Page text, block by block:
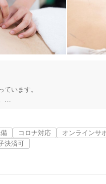
バリアフリー
カルテ共有
います。
ます。
す。
。
コロナ対応 オンラインサ
決済可
「健康にはりを見た」